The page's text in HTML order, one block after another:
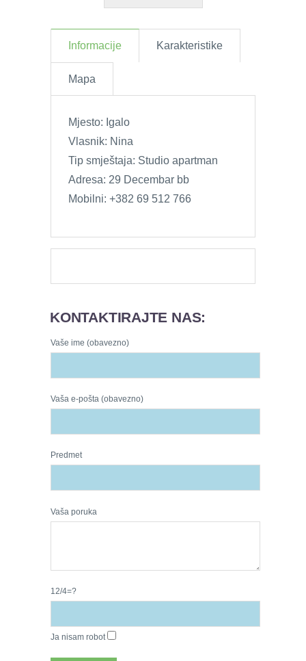
Informacije Karakteristike
Mapa
Mjesto: Igalo
Vlasnik: Nina
Tip smještaja: Studio apartman
Adresa: 29 Decembar bb
Mobilni: +382 69 512 766
KONTAKTIRAJTE NAS:
Vaše ime (obavezno)
Vaša e-pošta (obavezno)
Predmet
Vaša poruka
12/4=?
Ja nisam robot